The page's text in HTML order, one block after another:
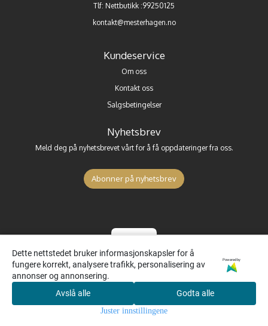
Søk
Dette nettstedet bruker informasjonskapsler for å
fungere korrekt, analysere trafikk, personalisering av
annonser og annonsering.
Powered by
Avslå alle Godta alle
Juster innstillingene
Tlf: Nettbutikk :99250125
kontakt@mesterhagen.no
Kundeservice
Om oss
Kontakt oss
Salgsbetingelser
Nyhetsbrev
Meld deg på nyhetsbrevet vårt for å få oppdateringer fra oss.
Abonner på nyhetsbrev